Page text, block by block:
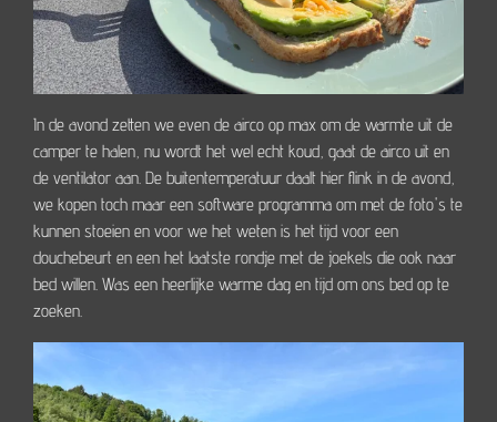
In de avond zetten we even de airco op max om de warmte uit de
camper te halen, nu wordt het wel echt koud, gaat de airco uit en
de ventilator aan. De buitentemperatuur daalt hier flink in de avond,
we kopen toch maar een software programma om met de foto's te
kunnen stoeien en voor we het weten is het tijd voor een
douchebeurt en een het laatste rondje met de joekels die ook naar
bed willen. Was een heerlijke warme dag en tijd om ons bed op te
zoeken.